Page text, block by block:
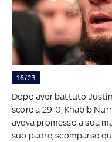
16/23
Dopo aver battuto
score a 29-0, Khabib
aveva promesso a sua
suo padre, scomparso